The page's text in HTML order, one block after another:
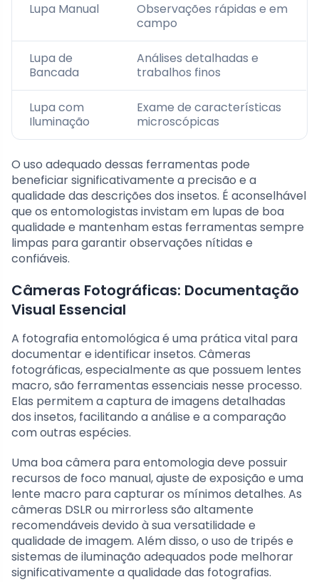
Lupa Manual
Observações rápidas e em
campo
Lupa de
Bancada
Análises detalhadas e
trabalhos finos
Lupa com
Iluminação
Exame de características
microscópicas
O uso adequado dessas ferramentas pode
beneficiar significativamente a precisão e a
qualidade das descrições dos insetos. É aconselhável
que os entomologistas invistam em lupas de boa
qualidade e mantenham estas ferramentas sempre
limpas para garantir observações nítidas e
confiáveis.
Câmeras Fotográficas: Documentação
Visual Essencial
A fotografia entomológica é uma prática vital para
documentar e identificar insetos. Câmeras
fotográficas, especialmente as que possuem lentes
macro, são ferramentas essenciais nesse processo.
Elas permitem a captura de imagens detalhadas
dos insetos, facilitando a análise e a comparação
com outras espécies.
Uma boa câmera para entomologia deve possuir
recursos de foco manual, ajuste de exposição e uma
lente macro para capturar os mínimos detalhes. As
câmeras DSLR ou mirrorless são altamente
recomendáveis devido à sua versatilidade e
qualidade de imagem. Além disso, o uso de tripés e
sistemas de iluminação adequados pode melhorar
significativamente a qualidade das fotografias.